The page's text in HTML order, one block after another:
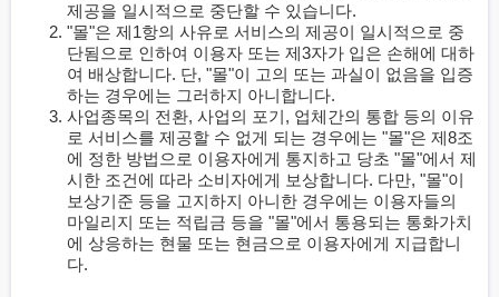
제공을 일시적으로 중단할 수 있습니다.
"몰"은 제1항의 사유로 서비스의 제공이 일시적으로 중
단됨으로 인하여 이용자 또는 제3자가 입은 손해에 대하
여 배상합니다. 단, "몰"이 고의 또는 과실이 없음을 입증
하는 경우에는 그러하지 아니합니다.
사업종목의 전환, 사업의 포기, 업체간의 통합 등의 이유
로 서비스를 제공할 수 없게 되는 경우에는 "몰"은 제8조
에 정한 방법으로 이용자에게 통지하고 당초 "몰"에서 제
시한 조건에 따라 소비자에게 보상합니다. 다만, "몰"이
보상기준 등을 고지하지 아니한 경우에는 이용자들의
마일리지 또는 적립금 등을 "몰"에서 통용되는 통화가치
에 상응하는 현물 또는 현금으로 이용자에게 지급합니
다.